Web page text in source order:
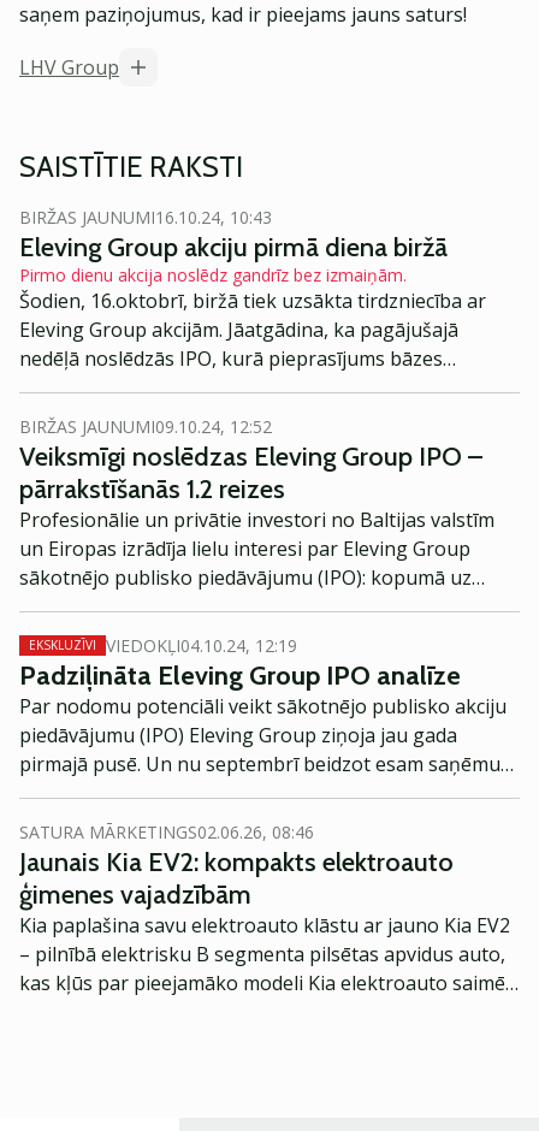
saņem paziņojumus, kad ir pieejams jauns saturs!
LHV Group
SAISTĪTIE RAKSTI
BIRŽAS JAUNUMI16.10.24, 10:43
Eleving Group akciju pirmā diena biržā
Pirmo dienu akcija noslēdz gandrīz bez izmaiņām.
Šodien, 16.oktobrī, biržā tiek uzsākta tirdzniecība ar
Eleving Group akcijām. Jāatgādina, ka pagājušajā
nedēļā noslēdzās IPO, kurā pieprasījums bāzes
piedāvājumu pārsniedza 1.2 reizes.
BIRŽAS JAUNUMI09.10.24, 12:52
Veiksmīgi noslēdzas Eleving Group IPO –
pārrakstīšanās 1.2 reizes
Profesionālie un privātie investori no Baltijas valstīm
un Eiropas izrādīja lielu interesi par Eleving Group
sākotnējo publisko piedāvājumu (IPO): kopumā uz
uzņēmuma akcijām parakstījās 4515 investori par
kopējo summu 33 miljoni eiro. Šis bija lielākais privātā
uzņēmuma rīkotais IPO Latvijā.
EKSKLUZĪVI VIEDOKĻI04.10.24, 12:19
Padziļināta Eleving Group IPO analīze
Par nodomu potenciāli veikt sākotnējo publisko akciju
piedāvājumu (IPO) Eleving Group ziņoja jau gada
pirmajā pusē. Un nu septembrī beidzot esam saņēmuši
arī IPO prospektu, investoru prezentāciju un citu
informāciju, kas jau detalizētāk ļauj izvērtēt uzņēmuma
plānus un paša IPO pievilcību. Attiecīgi, turpmāk
padziļināta analīze ar mērķi saprast vai ir vērts
piedalīties šajā IPO, vai tomēr šoreiz labāk to palaist
garām.
SATURA MĀRKETINGS02.06.26, 08:46
Jaunais Kia EV2: kompakts elektroauto
ģimenes vajadzībām
Kia paplašina savu elektroauto klāstu ar jauno Kia EV2
– pilnībā elektrisku B segmenta pilsētas apvidus auto,
kas kļūs par pieejamāko modeli Kia elektroauto saimē